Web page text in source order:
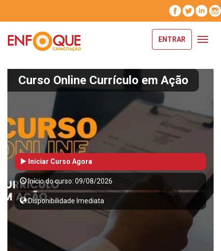
ENTRAR
Curso Online Currículo em Ação
Iniciar Curso Agora
Início do curso: 09/08/2026
Disponibilidade Imediata